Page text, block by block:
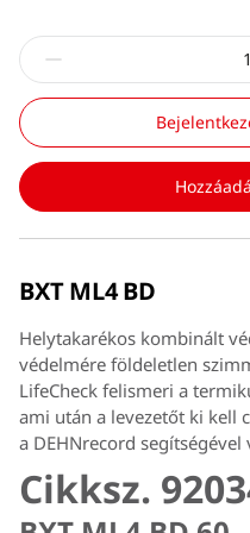
BXT ML4 BD
Helytakarékos kombinált
védelmére földeletlen
LifeCheck felismeri a
ami után a levezetőt ki kell
a DEHNrecord
Cikksz.